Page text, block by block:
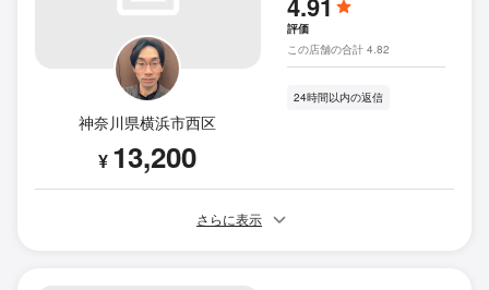
神奈川県横浜市西区
¥ 13,200
評価
この店舗の合計 4.82
24時間以内の返信
さらに表示